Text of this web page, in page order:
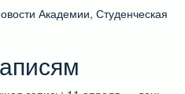
Академии, Студенческая